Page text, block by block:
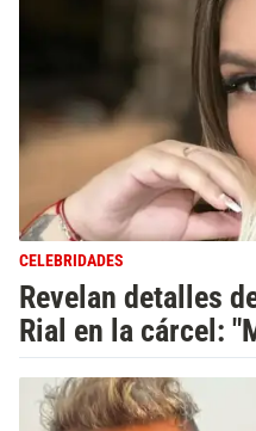
CELEBRIDADES
Revelan detalles
Rial en la cárcel: